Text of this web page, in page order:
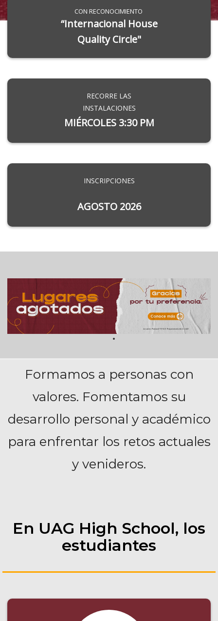
CON RECONOCIMIENTO
“Internacional House
Quality Circle"
RECORRE LAS
INSTALACIONES
MIÉRCOLES 3:30 PM
INSCRIPCIONES
AGOSTO 2026
Formamos a personas con
valores. Fomentamos su
desarrollo personal y académico
para enfrentar los retos actuales
y venideros.
En UAG High School, los
estudiantes